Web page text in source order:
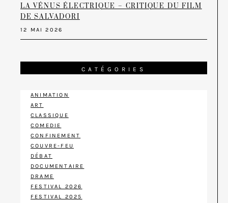
LA VÉNUS ÉLECTRIQUE – CRITIQUE DU FILM
DE SALVADORI
12 MAI 2026
CATÉGORIES
ANIMATION
ART
CLASSIQUE
COMEDIE
CONFINEMENT
COUVRE-FEU
DÉBAT
DOCUMENTAIRE
DRAME
FESTIVAL 2026
FESTIVAL 2025